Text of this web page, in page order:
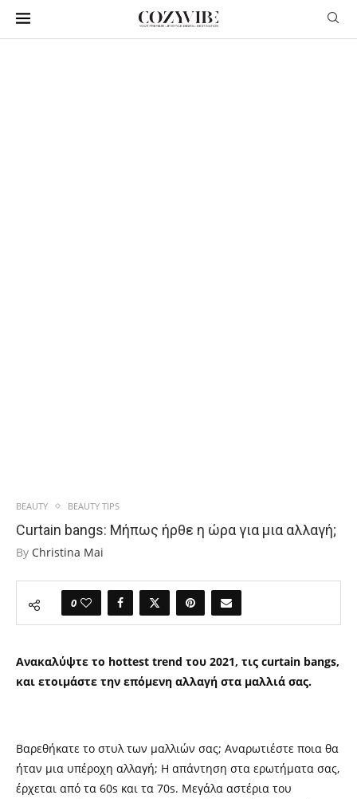
BEAUTY BEAUTY TIPS
Curtain bangs: Μήπως ήρθε η ώρα για μια αλλαγή;
By Christina Mai
0
Ανακαλύψτε το hottest trend του 2021, τις curtain bangs,
και ετοιμάστε την επόμενη αλλαγή στα μαλλιά σας.
Βαρεθήκατε το στυλ των μαλλιών σας; Αναρωτιέστε ποια θα
ήταν μια υπέροχη αλλαγή; Η απάντηση στα ερωτήματα σας,
έρχεται από τα 60s και τα 70s. Μεγάλα αστέρια του